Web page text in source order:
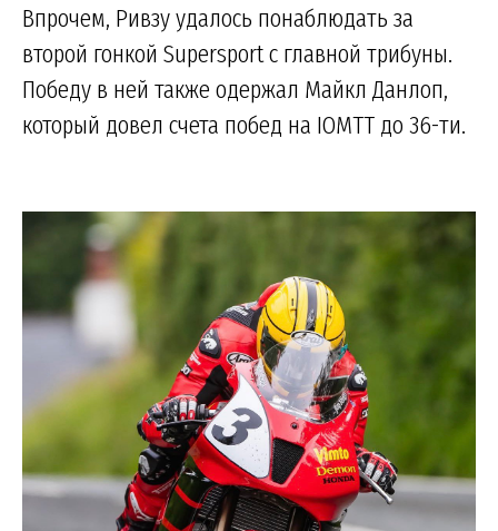
Впрочем, Ривзу удалось понаблюдать за
второй гонкой Supersport с главной трибуны.
Победу в ней также одержал Майкл Данлоп,
который довел счета побед на IOMTT до 36-ти.